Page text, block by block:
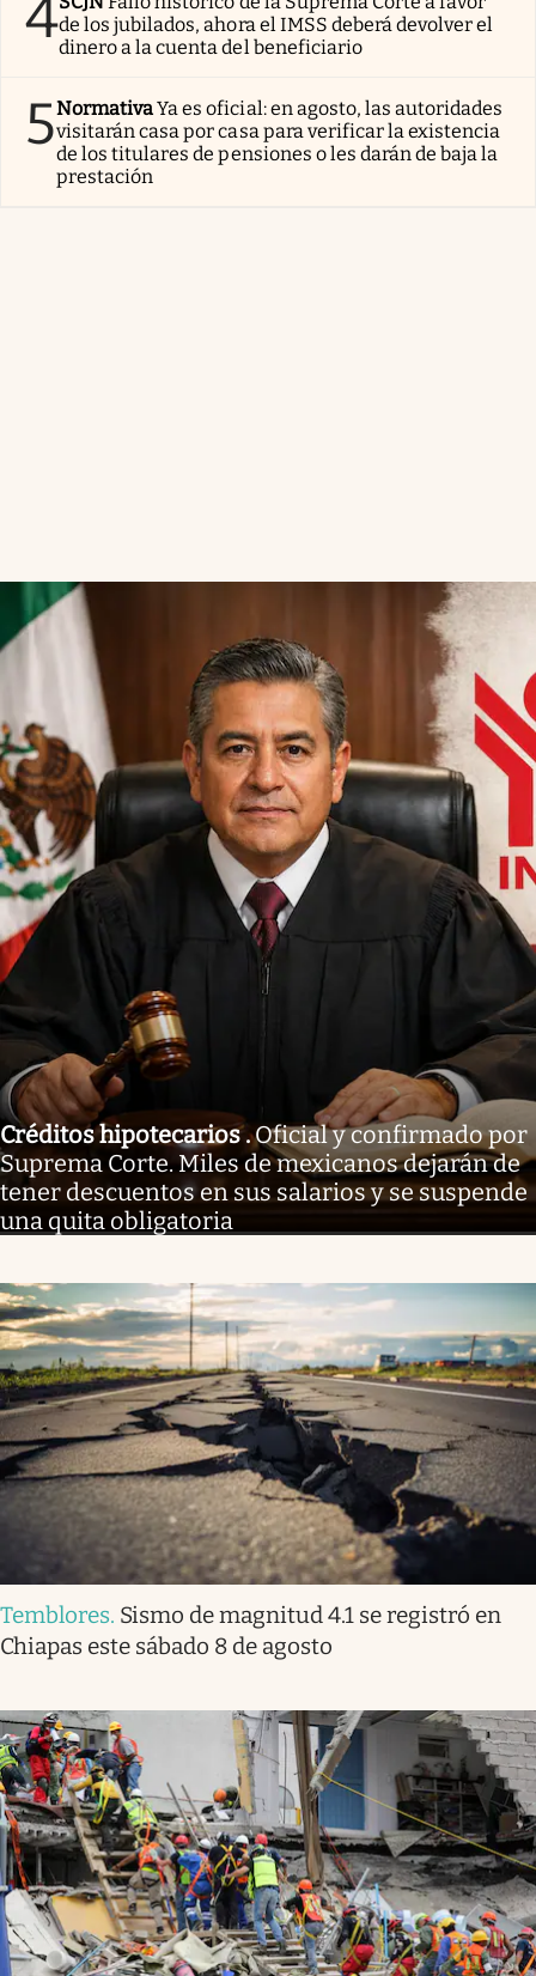
4de los jubilados, ahora el IMSS deberá devolver el
dinero a la cuenta del beneficiario
5NormativaYa es oficial: en agosto, las autoridades
visitarán casa por casa para verificar la existencia
de los titulares de pensiones o les darán de baja la
prestación
Créditos hipotecarios.Oficial y confirmado por
Suprema Corte. Miles de mexicanos dejarán de
tener descuentos en sus salarios y se suspende
una quita obligatoria
Temblores. Sismo de magnitud 4.1 se registró en
Chiapas este sábado 8 de agosto